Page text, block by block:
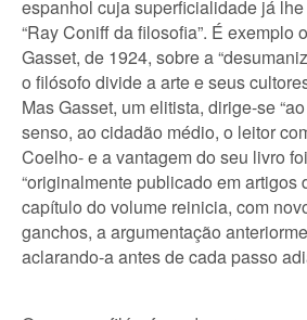
espanhol cuja superficialidade já
“Ray Coniff da filosofia”. É exemplo
Gasset, de 1924, sobre a
o filósofo divide a arte e seus
Mas Gasset, um elitista, dirige-se
senso, ao cidadão médio, o leitor
Coelho- e a vantagem do seu livro
“originalmente publicado em artigos
capítulo do volume reinicia, com
ganchos, a argumentação
aclarando-a antes de cada passo